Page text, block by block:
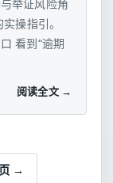
举证风险角
操指引。
看到“逾期
阅读全文 →
→